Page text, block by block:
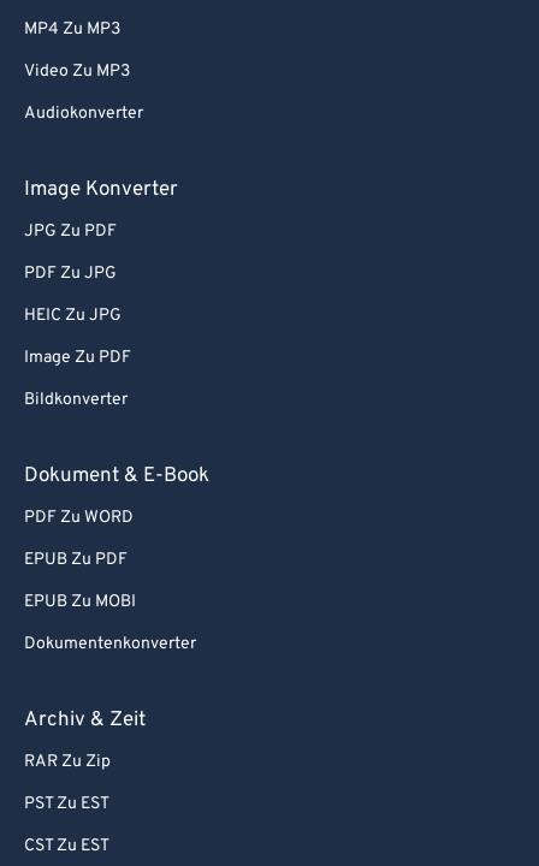
MP4 Zu MP3
Video Zu MP3
Audiokonverter
Image Konverter
JPG Zu PDF
PDF Zu JPG
HEIC Zu JPG
Image Zu PDF
Bildkonverter
Dokument & E-Book
PDF Zu WORD
EPUB Zu PDF
EPUB Zu MOBI
Dokumentenkonverter
Archiv & Zeit
RAR Zu Zip
PST Zu EST
CST Zu EST